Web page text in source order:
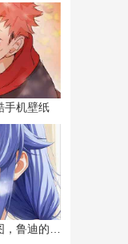
手机壁纸